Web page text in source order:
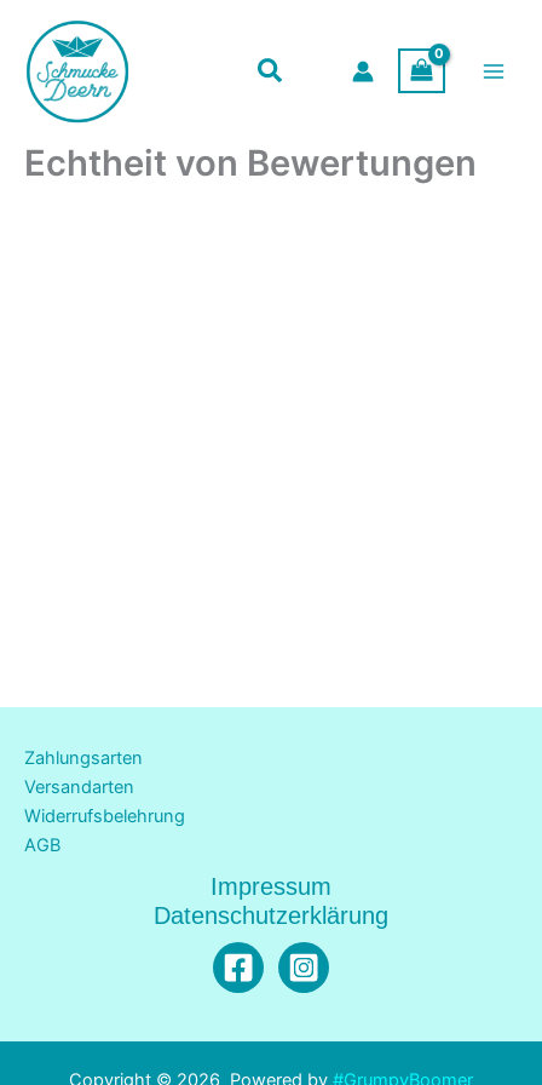
Inhalt
springen
Echtheit von Bewertungen
Zahlungsarten
Versandarten
Widerrufsbelehrung
AGB
Impressum
Datenschutzerklärung
Copyright © 2026 Powered by #GrumpyBoomer